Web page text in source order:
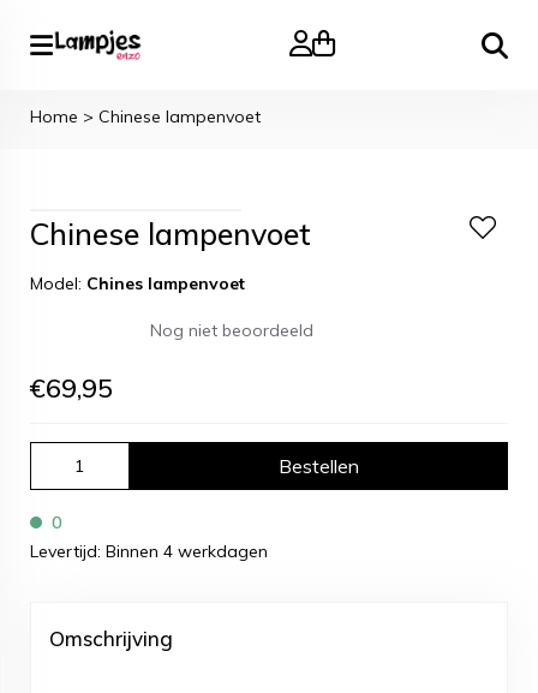
Zoeken
Home > Chinese lampenvoet
Chinese lampenvoet
Model: Chines lampenvoet
Nog niet beoordeeld
€69,95
Bestellen
0
Levertijd: Binnen 4 werkdagen
Omschrijving